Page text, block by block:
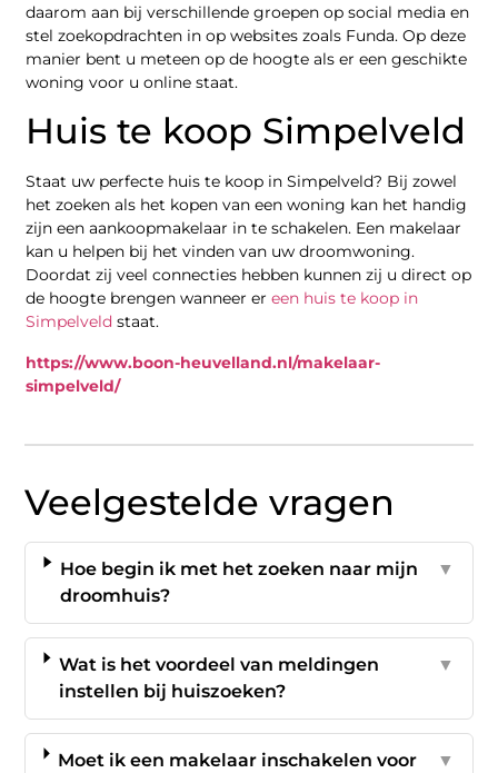
daarom aan bij verschillende groepen op social media en
stel zoekopdrachten in op websites zoals Funda. Op deze
manier bent u meteen op de hoogte als er een geschikte
woning voor u online staat.
Huis te koop Simpelveld
Staat uw perfecte huis te koop in Simpelveld? Bij zowel
het zoeken als het kopen van een woning kan het handig
zijn een aankoopmakelaar in te schakelen. Een makelaar
kan u helpen bij het vinden van uw droomwoning.
Doordat zij veel connecties hebben kunnen zij u direct op
de hoogte brengen wanneer ereen huis te koop in
Simpelveld staat.
https://www.boon-heuvelland.nl/makelaar-
simpelveld/
Veelgestelde vragen
Hoe begin ik met het zoeken naar mijn
droomhuis?
▼
Wat is het voordeel van meldingen
instellen bij huiszoeken?
▼
Moet ik een makelaar inschakelen voor
▼